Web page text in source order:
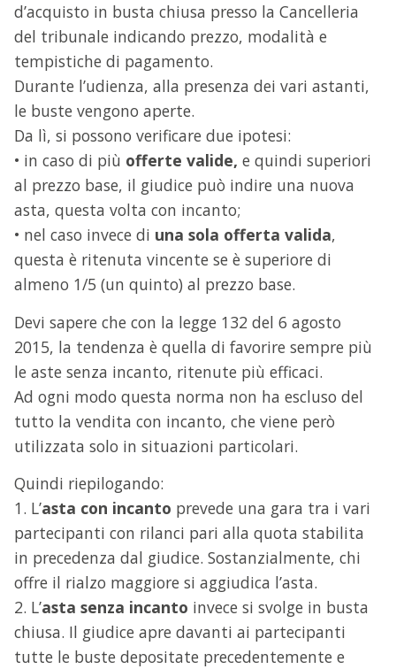
d’acquisto in busta chiusa presso la Cancelleria
del tribunale indicando prezzo, modalità e
tempistiche di pagamento.
Durante l’udienza, alla presenza dei vari astanti,
le buste vengono aperte.
Da lì, si possono verificare due ipotesi:
• in caso di più offerte valide, e quindi superiori
al prezzo base, il giudice può indire una nuova
asta, questa volta con incanto;
• nel caso invece di una sola offerta valida,
questa è ritenuta vincente se è superiore di
almeno 1/5 (un quinto) al prezzo base.
Devi sapere che con la legge 132 del 6 agosto
2015, la tendenza è quella di favorire sempre più
le aste senza incanto, ritenute più efficaci.
Ad ogni modo questa norma non ha escluso del
tutto la vendita con incanto, che viene però
utilizzata solo in situazioni particolari.
Quindi riepilogando:
1. L’asta con incanto prevede una gara tra i vari
partecipanti con rilanci pari alla quota stabilita
in precedenza dal giudice. Sostanzialmente, chi
offre il rialzo maggiore si aggiudica l’asta.
2. L’asta senza incanto invece si svolge in busta
chiusa. Il giudice apre davanti ai partecipanti
tutte le buste depositate precedentemente e